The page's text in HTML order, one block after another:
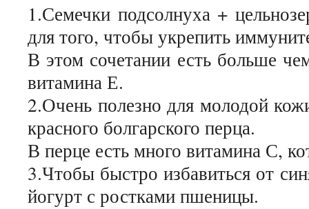
1.Семечки подсолнуха +
для того, чтобы укрепить
В этом сочетании есть больше
витамина Е.
2.Очень полезно для молодой
красного болгарского перца.
В перце есть много витамина С,
3.Чтобы быстро избавиться от
йогурт с ростками пшеницы.